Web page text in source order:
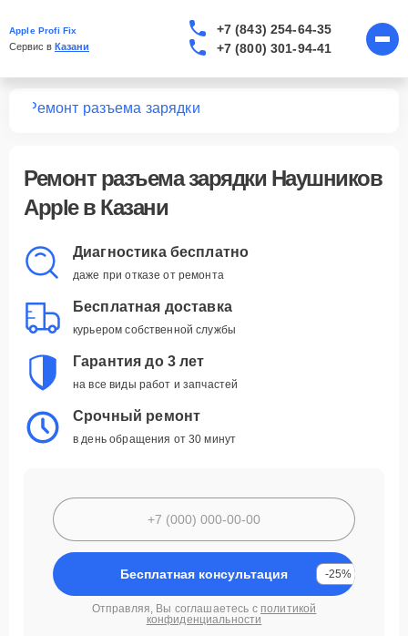
Apple Profi Fix
Сервис в Казани
+7 (843) 254-64-35
+7 (800) 301-94-41
Ремонт разъема зарядки
Ремонт разъема зарядки Наушников
Apple в Казани
Диагностика бесплатно
даже при отказе от ремонта
Бесплатная доставка
курьером собственной службы
Гарантия до 3 лет
на все виды работ и запчастей
Срочный ремонт
в день обращения от 30 минут
Бесплатная консультация -25%
Отправляя, Вы соглашаетесь с политикой
конфиденциальности